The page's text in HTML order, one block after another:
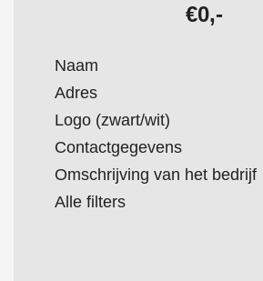
€0,-
Naam
Adres
Logo (zwart/wit)
Contactgegevens
Omschrijving van het bedrijf
Alle filters